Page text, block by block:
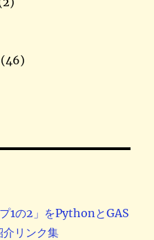
(46)
1の2」をPythonとGAS
介リンク集